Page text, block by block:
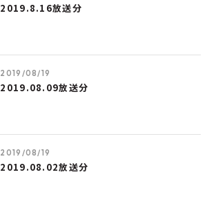
2019.8.16放送分
2019/08/19
2019.08.09放送分
2019/08/19
2019.08.02放送分